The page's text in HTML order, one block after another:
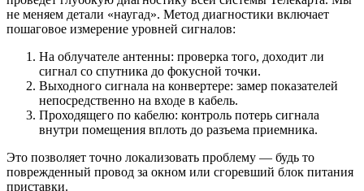
не меняем детали «наугад». Метод диагностики включает
пошаговое измерение уровней сигналов:
На облучателе антенны: проверка того, доходит ли
сигнал со спутника до фокусной точки.
Выходного сигнала на конвертере: замер показателей
непосредственно на входе в кабель.
Проходящего по кабелю: контроль потерь сигнала
внутри помещения вплоть до разъема приемника.
Это позволяет точно локализовать проблему — будь то
поврежденный провод за окном или сгоревший блок питания
приставки.